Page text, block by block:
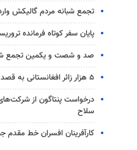
تجمع شبانه مردم گالیکش وارد
پایان سفر کوتاه فرمانده
صد و شصت و یکمین تجمع
۵ هزار زائر افغانستانی به قصد زیارت عتبات در عراق وارد دوغارون شدند
درخواست پنتاگون از
سلاح
کارآفرینان افسران خط مقدم